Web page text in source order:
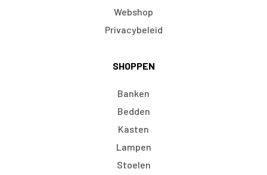
Webshop
Privacybeleid
SHOPPEN
Banken
Bedden
Kasten
Lampen
Stoelen